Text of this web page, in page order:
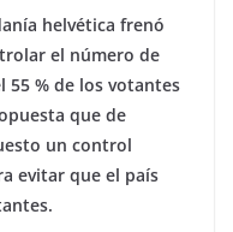
helvética frenó
el número de
55 % de los votantes
que de
un control
evitar que el país